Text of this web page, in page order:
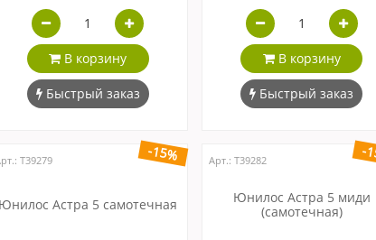
В корзину
Быстрый заказ
В корзину
Быстрый заказ
-15%
Т39279
Астра 5 самотечная
-
Арт.: Т39282
Юнилос Астра 5 миди
(самотечная)